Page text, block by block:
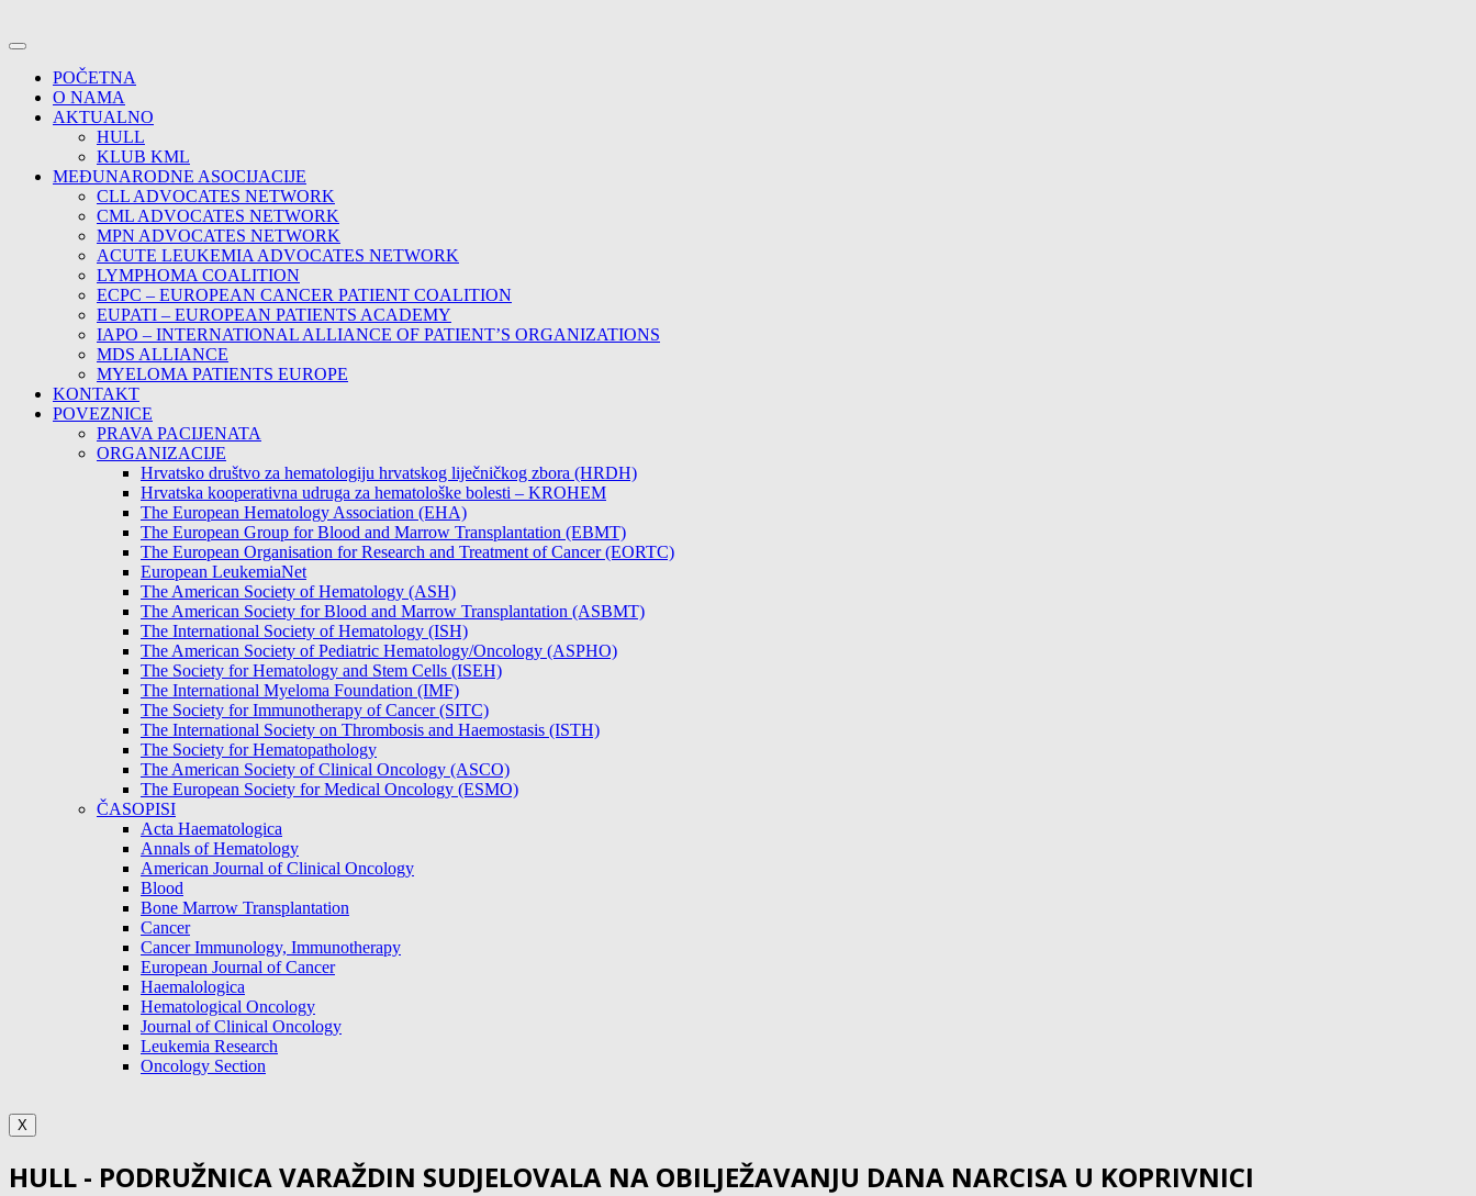
POČETNA
O NAMA
AKTUALNO
HULL
KLUB KML
MEĐUNARODNE ASOCIJACIJE
CLL ADVOCATES NETWORK
CML ADVOCATES NETWORK
MPN ADVOCATES NETWORK
ACUTE LEUKEMIA ADVOCATES NETWORK
LYMPHOMA COALITION
ECPC – EUROPEAN CANCER PATIENT COALITION
EUPATI – EUROPEAN PATIENTS ACADEMY
IAPO – INTERNATIONAL ALLIANCE OF PATIENT’S ORGANIZATIONS
MDS ALLIANCE
MYELOMA PATIENTS EUROPE
KONTAKT
POVEZNICE
PRAVA PACIJENATA
ORGANIZACIJE
Hrvatsko društvo za hematologiju hrvatskog liječničkog zbora (HRDH)
Hrvatska kooperativna udruga za hematološke bolesti – KROHEM
The European Hematology Association (EHA)
The European Group for Blood and Marrow Transplantation (EBMT)
The European Organisation for Research and Treatment of Cancer (EORTC)
European LeukemiaNet
The American Society of Hematology (ASH)
The American Society for Blood and Marrow Transplantation (ASBMT)
The International Society of Hematology (ISH)
The American Society of Pediatric Hematology/Oncology (ASPHO)
The Society for Hematology and Stem Cells (ISEH)
The International Myeloma Foundation (IMF)
The Society for Immunotherapy of Cancer (SITC)
The International Society on Thrombosis and Haemostasis (ISTH)
The Society for Hematopathology
The American Society of Clinical Oncology (ASCO)
The European Society for Medical Oncology (ESMO)
ČASOPISI
Acta Haematologica
Annals of Hematology
American Journal of Clinical Oncology
Blood
Bone Marrow Transplantation
Cancer
Cancer Immunology, Immunotherapy
European Journal of Cancer
Haemalologica
Hematological Oncology
Journal of Clinical Oncology
Leukemia Research
Oncology Section
X
HULL - PODRUŽNICA VARAŽDIN SUDJELOVALA NA OBILJEŽAVANJU DANA NARCISA U KOPRIVNICI